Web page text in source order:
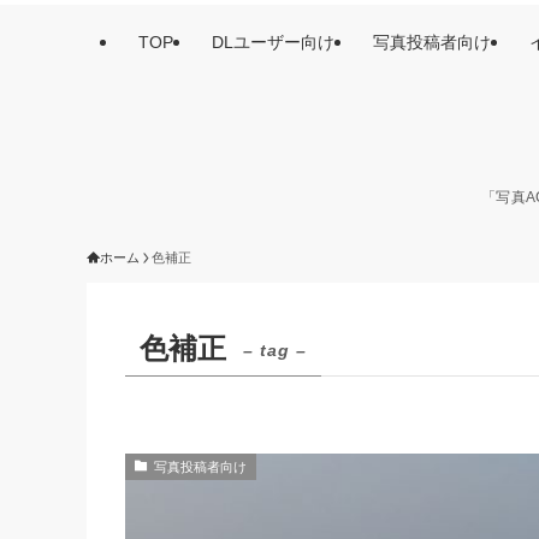
「写真
TOP DLユーザー向け 写真投稿者向け
ホーム 色補正
色補正 – tag –
写真投稿者向け